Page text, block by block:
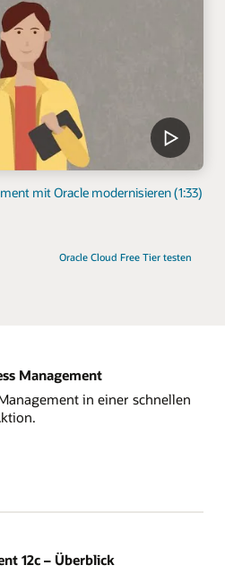
Oracle Cloud Free Tier testen
mit Oracle modernisieren (1:33)
Management
in einer schnellen
12c – Überblick